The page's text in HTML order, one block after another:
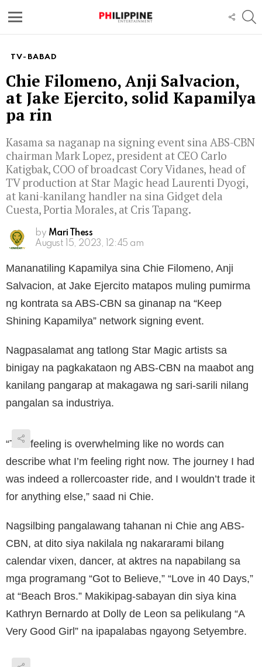
TV-BABAD
Chie Filomeno, Anji Salvacion,
at Jake Ejercito, solid Kapamilya
pa rin
Kasama sa naganap na signing event sina ABS-CBN
chairman Mark Lopez, president at CEO Carlo
Katigbak, COO of broadcast Cory Vidanes, head of
TV production at Star Magic head Laurenti Dyogi,
at kani-kanilang handler na sina Gidget dela
Cuesta, Portia Morales, at Cris Tapang.
by Mari Thess
August 15, 2023, 12:45 am
Mananatiling Kapamilya sina Chie Filomeno, Anji
Salvacion, at Jake Ejercito matapos muling pumirma
ng kontrata sa ABS-CBN sa ginanap na “Keep
Shining Kapamilya” network signing event.
Nagpasalamat ang tatlong Star Magic artists sa
binigay na pagkakataon ng ABS-CBN na maabot ang
kanilang pangarap at makagawa ng sari-sarili nilang
pangalan sa industriya.
“The feeling is overwhelming like no words can
describe what I’m feeling right now. The journey I had
was indeed a rollercoaster ride, and I wouldn’t trade it
for anything else,” saad ni Chie.
Nagsilbing pangalawang tahanan ni Chie ang ABS-
CBN, at dito siya nakilala ng nakararami bilang
calendar vixen, dancer, at aktres na napabilang sa
mga programang “Got to Believe,” “Love in 40 Days,”
at “Beach Bros.” Makikipag-sabayan din siya kina
Kathryn Bernardo at Dolly de Leon sa pelikulang “A
Very Good Girl” na ipapalabas ngayong Setyembre.